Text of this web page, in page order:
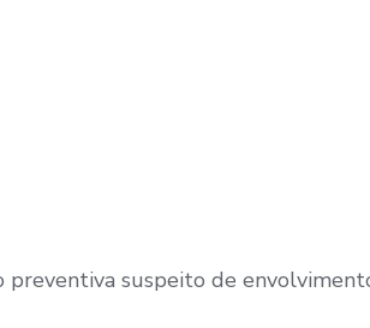
preventiva suspeito de